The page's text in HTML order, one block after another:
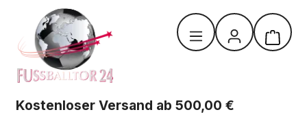
Zum Hauptinhalt springen
Kostenloser Versand ab 500,00 €